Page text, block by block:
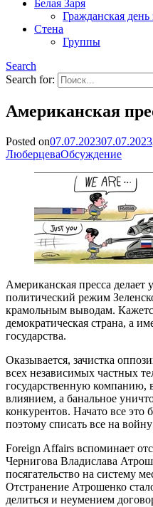
Белая Заря
Гражданская день
Стена
Группы
Search
Search for:
Американская
Posted on07.07.202307.07.2023
ЛюберцеваОбсуждение
Американская пресса делает
политический режим
крамольным выводам.
демократическая страна, а
государства.
Оказывается, зачистка
всех независимых частных
государственную компанию,
влиянием, а банальное
конкурентов. Начато все это
поэтому списать все на
Foreign Affairs вспоминает
Чернигова Владислава
посягательство на систему
Отстранение Атрошенко
делиться и неумением